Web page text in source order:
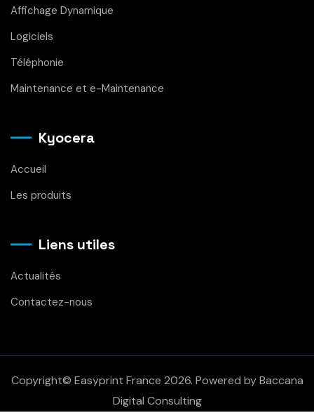
Affichage Dynamique
Logiciels
Téléphonie
Maintenance et e-Maintenance
Kyocera
Accueil
Les produits
Liens utiles
Actualités
Contactez-nous
Copyright© Easyprint France 2026. Powered by Baccana
Digital Consulting